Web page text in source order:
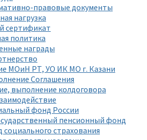
правовые документы
нагрузка
сертификат
политика
награды
МОиН РТ, УО ИК МО г. Казани
Соглашения
выполнение колдоговора
фонд России
пенсионный фонд
социального страхования